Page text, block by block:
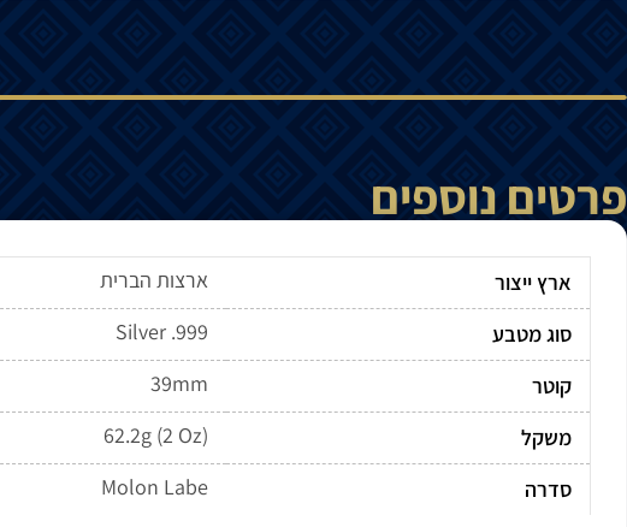
פרטים נוספים
ארץ ייצור
ארצות הברית
סוג מטבע
Silver .999
קוטר
39mm
משקל
62.2g (2 Oz)
סדרה
Molon Labe